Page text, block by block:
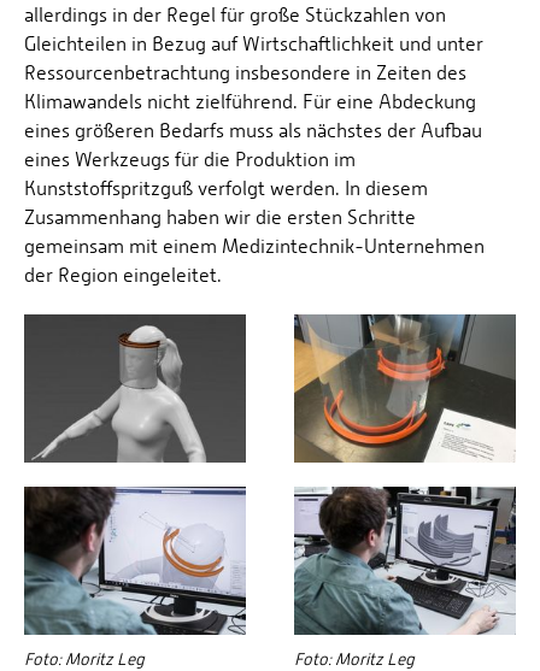
allerdings in der Regel für große Stückzahlen von
Gleichteilen in Bezug auf Wirtschaftlichkeit und unter
Ressourcenbetrachtung insbesondere in Zeiten des
Klimawandels nicht zielführend. Für eine Abdeckung
eines größeren Bedarfs muss als nächstes der Aufbau
eines Werkzeugs für die Produktion im
Kunststoffspritzguß verfolgt werden. In diesem
Zusammenhang haben wir die ersten Schritte
gemeinsam mit einem Medizintechnik-Unternehmen
der Region eingeleitet.
Foto: Moritz Leg Foto: Moritz Leg